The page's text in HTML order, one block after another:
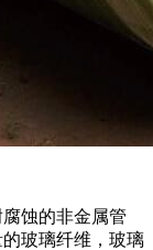
蚀的非金属管
玻璃纤维，玻璃